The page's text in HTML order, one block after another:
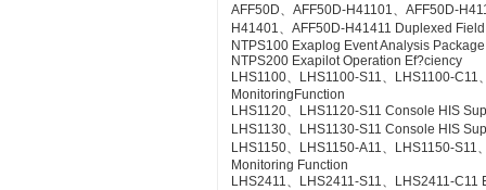
AFF50D、AFF50D-H41101、AFF50D-
H41401、AFF50D-H41411 Duplexed
NTPS100 Exaplog Event Analysis Package
NTPS200 Exapilot Operation Ef?ciency
LHS1100、LHS1100-S11、LHS1100-
MonitoringFunction
LHS1120、LHS1120-S11 Console HIS
LHS1130、LHS1130-S11 Console HIS
LHS1150、LHS1150-A11、LHS1150-
Monitoring Function
LHS2411、LHS2411-S11、LHS2411-